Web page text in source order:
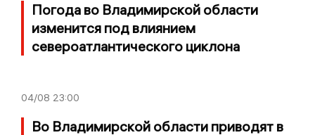
Погода во Владимирской области
изменится под влиянием
североатлантического циклона
04/08 23:00
Во Владимирской области приводят в